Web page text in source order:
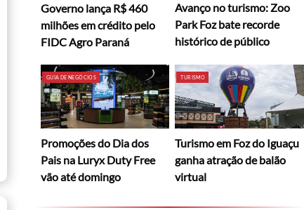
Governo lança R$ 460
milhões em crédito pelo
FIDC Agro Paraná
Avanço no turismo: Zoo
Park Foz bate recorde
histórico de público
GUIA DE NEGÓCIOS
Promoções do Dia dos
Pais na Luryx Duty Free
vão até domingo
TURISMO
Turismo em Foz do Iguaçu
ganha atração de balão
virtual